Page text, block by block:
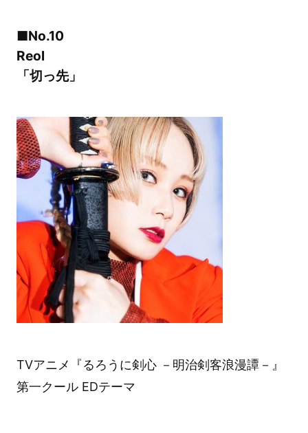
■No.10
Reol
「切っ先」
TVアニメ『るろうに剣心 －明治剣客浪漫譚－』
第一クール EDテーマ